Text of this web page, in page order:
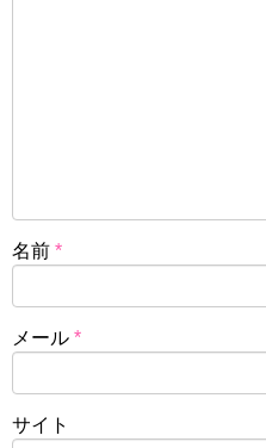
名前 *
メール *
サイト